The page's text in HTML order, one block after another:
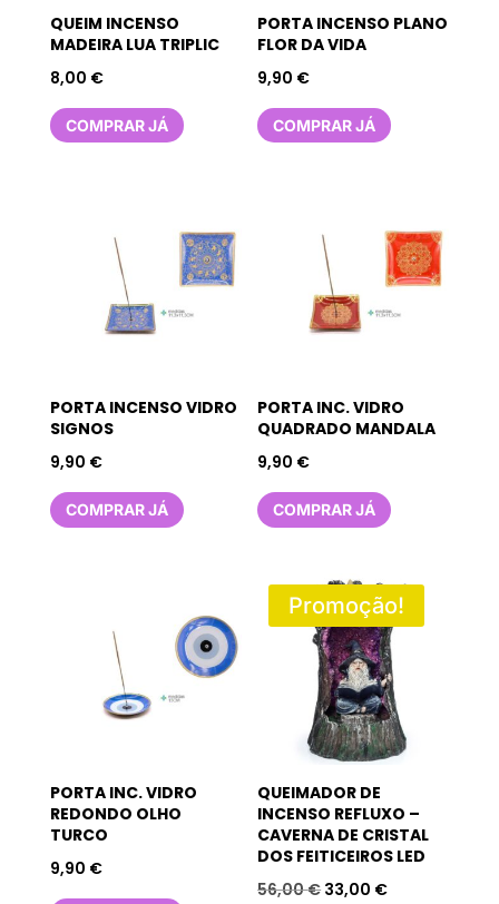
QUEIM INCENSO
MADEIRA LUA TRIPLIC
8,00 €
COMPRAR JÁ
PORTA INCENSO PLANO
FLOR DA VIDA
9,90 €
COMPRAR JÁ
PORTA INCENSO VIDRO
SIGNOS
9,90 €
COMPRAR JÁ
PORTA INC. VIDRO
QUADRADO MANDALA
9,90 €
COMPRAR JÁ
PORTA INC. VIDRO
REDONDO OLHO
TURCO
9,90 €
Promoção!
QUEIMADOR DE
INCENSO REFLUXO –
CAVERNA DE CRISTAL
DOS FEITICEIROS LED
56,00€ O
33,00 €O